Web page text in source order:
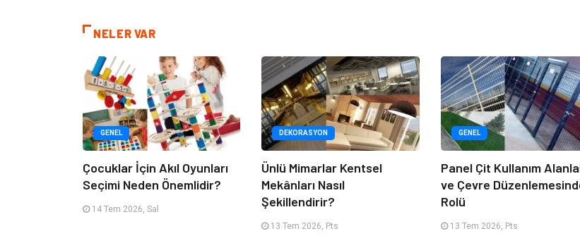
NELER VAR
GENEL
Çocuklar İçin Akıl Oyunları
Seçimi Neden Önemlidir?
14 Tem 2026, Sal
DEKORASYON
Ünlü Mimarlar Kentsel
Mekânları Nasıl
Şekillendirir?
13 Tem 2026, Pts
GENEL
Panel Çit Kullanım
ve Çevre
Rolü
13 Tem 2026, Pts